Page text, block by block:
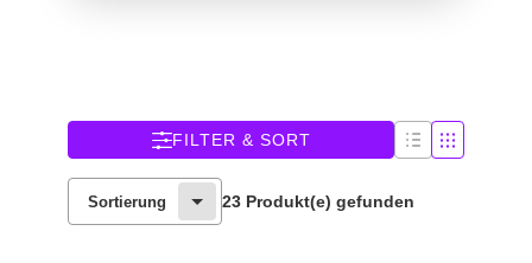
FILTER & SORT
Sortierung 23 Produkt(e) gefunden